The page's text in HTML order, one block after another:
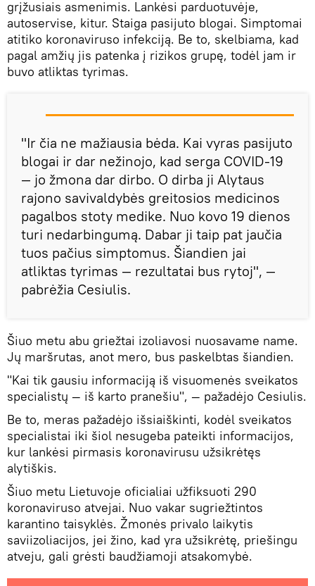
grįžusiais asmenimis. Lankėsi parduotuvėje,
autoservise, kitur. Staiga pasijuto blogai. Simptomai
atitiko koronaviruso infekciją. Be to, skelbiama, kad
pagal amžių jis patenka į rizikos grupę, todėl jam ir
buvo atliktas tyrimas.
"Ir čia ne mažiausia bėda. Kai vyras pasijuto
blogai ir dar nežinojo, kad serga COVID-19
— jo žmona dar dirbo. O dirba ji Alytaus
rajono savivaldybės greitosios medicinos
pagalbos stoty medike. Nuo kovo 19 dienos
turi nedarbingumą. Dabar ji taip pat jaučia
tuos pačius simptomus. Šiandien jai
atliktas tyrimas — rezultatai bus rytoj", —
pabrėžia Cesiulis.
Šiuo metu abu griežtai izoliavosi nuosavame name.
Jų maršrutas, anot mero, bus paskelbtas šiandien.
"Kai tik gausiu informaciją iš visuomenės sveikatos
specialistų — iš karto pranešiu", — pažadėjo Cesiulis.
Be to, meras pažadėjo išsiaiškinti, kodėl sveikatos
specialistai iki šiol nesugeba pateikti informacijos,
kur lankėsi pirmasis koronavirusu užsikrėtęs
alytiškis.
Šiuo metu Lietuvoje oficialiai užfiksuoti 290
koronaviruso atvejai. Nuo vakar sugriežtintos
karantino taisyklės. Žmonės privalo laikytis
saviizoliacijos, jei žino, kad yra užsikrėtę, priešingu
atveju, gali grėsti baudžiamoji atsakomybė.